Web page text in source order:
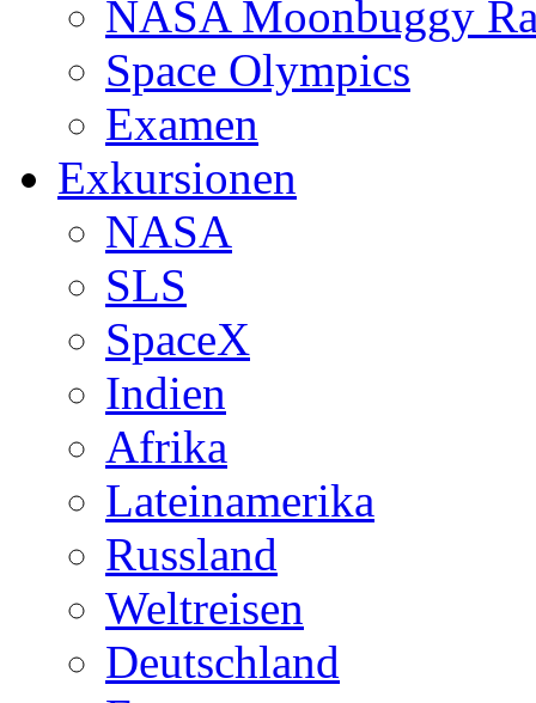
NASA Moonbuggy
Space Olympics
Examen
Exkursionen
NASA
SLS
SpaceX
Indien
Afrika
Lateinamerika
Russland
Weltreisen
Deutschland